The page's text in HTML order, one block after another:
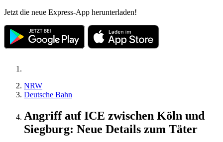
Jetzt die neue Express-App herunterladen!
NRW
Deutsche Bahn
Angriff auf ICE zwischen Köln und
Siegburg: Neue Details zum Täter